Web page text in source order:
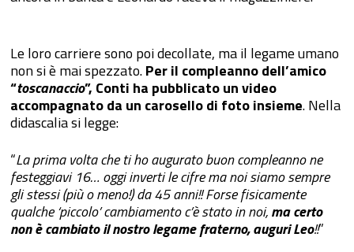
Le loro carriere sono poi decollate, ma il legame umano
non si è mai spezzato.Per il compleanno dell’amico
“toscanaccio”, Conti ha pubblicato un video
accompagnato da un carosello di foto insieme. Nella
didascalia si legge:
“La prima volta che ti ho augurato buon compleanno ne
festeggiavi 16… oggi inverti le cifre ma noi siamo sempre
gli stessi (più o meno!) da 45 anni!! Forse fisicamente
qualche ‘piccolo’ cambiamento c’è stato in noi,ma certo
non è cambiato il nostro legame fraterno, auguri Leo!!”